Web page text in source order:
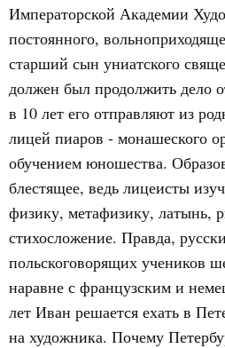
Императорской Академии
постоянного,
старший сын униатского
должен был продолжить дело
в 10 лет его отправляют из
лицей пиаров - монашеского
обучением юношества.
блестящее, ведь лицеисты
физику, метафизику, латынь,
стихосложение. Правда,
польскоговорящих учеников
наравне с французским и
лет Иван решается ехать в
на художника. Почему